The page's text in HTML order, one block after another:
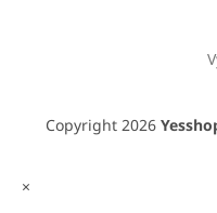
Copyright 2026
×